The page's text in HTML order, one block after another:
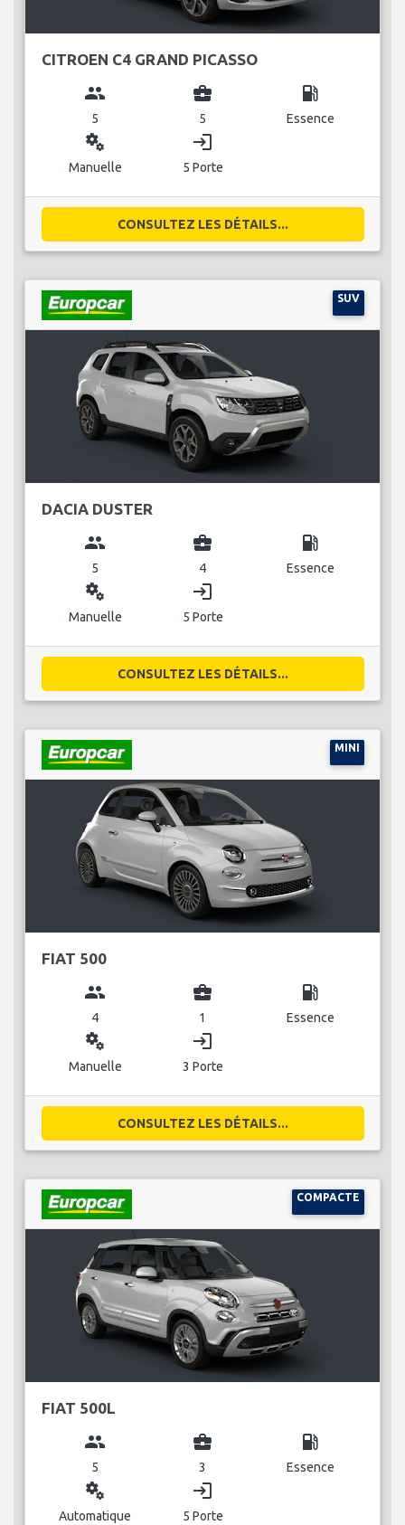
CITROEN C4 GRAND PICASSO
group
5
business_center
5
local_gas_station
Essence
miscellaneous_services
Manuelle
login
5 Porte
CONSULTEZ LES DÉTAILS...
SUV
DACIA DUSTER
group
5
business_center
4
local_gas_station
Essence
miscellaneous_services
Manuelle
login
5 Porte
CONSULTEZ LES DÉTAILS...
MINI
FIAT 500
group
4
business_center
1
local_gas_station
Essence
miscellaneous_services
Manuelle
login
3 Porte
CONSULTEZ LES DÉTAILS...
COMPACTE
FIAT 500L
group
5
business_center
3
local_gas_station
Essence
miscellaneous_services
Automatique
login
5 Porte